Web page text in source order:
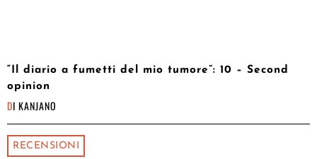
“Il diario a fumetti del mio tumore”: 10 – Second
opinion
DI KANJANO
RECENSIONI